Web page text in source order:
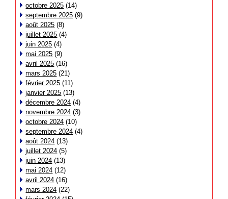
octobre 2025 (14)
septembre 2025 (9)
août 2025 (8)
juillet 2025 (4)
juin 2025 (4)
mai 2025 (9)
avril 2025 (16)
mars 2025 (21)
février 2025 (11)
janvier 2025 (13)
décembre 2024 (4)
novembre 2024 (3)
octobre 2024 (10)
septembre 2024 (4)
août 2024 (13)
juillet 2024 (5)
juin 2024 (13)
mai 2024 (12)
avril 2024 (16)
mars 2024 (22)